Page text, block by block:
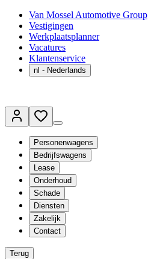
Van Mossel Automotive Group
Vestigingen
Werkplaatsplanner
Vacatures
Klantenservice
nl - Nederlands
Personenwagens
Bedrijfswagens
Lease
Onderhoud
Schade
Diensten
Zakelijk
Contact
Terug